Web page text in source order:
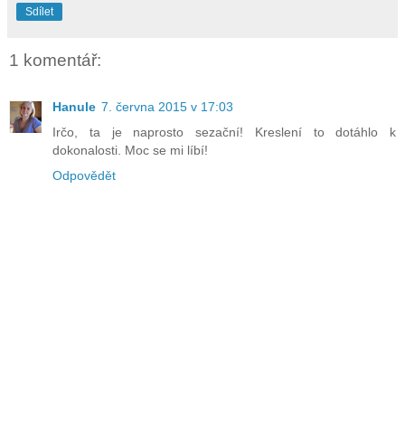
Sdílet
1 komentář:
Hanule 7. června 2015 v 17:03
Irčo, ta je naprosto sezační! Kreslení to dotáhlo k
dokonalosti. Moc se mi líbí!
Odpovědět